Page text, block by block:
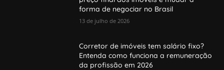
forma de negociar no Brasil
13 de julho de 2026
Corretor de imóveis tem salário fixo?
Entenda como funciona a remuneração
da profissão em 2026